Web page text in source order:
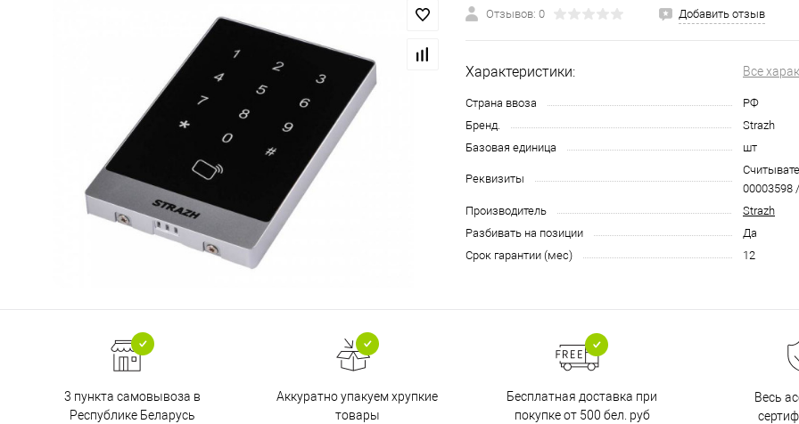
Отзывов: 0 Добавить отзыв
Характеристики: Все
Страна ввоза
РФ
Бренд.
Strazh
Базовая единица
шт
Реквизиты
00003598
Производитель
Strazh
Разбивать на позиции
Да
Срок гарантии (мес)
12
3 пункта самовывоза в
Республике Беларусь
Аккуратно упакуем хрупкие
товары
Бесплатная доставка при
покупке от 500 бел. руб
Весь